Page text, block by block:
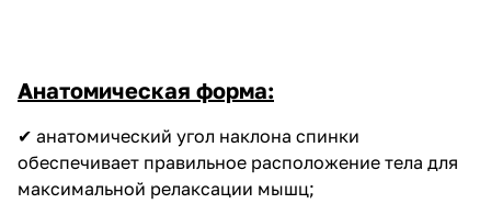
Анатомическая форма:
✔ анатомический угол наклона спинки
обеспечивает правильное расположение тела для
максимальной релаксации мышц;